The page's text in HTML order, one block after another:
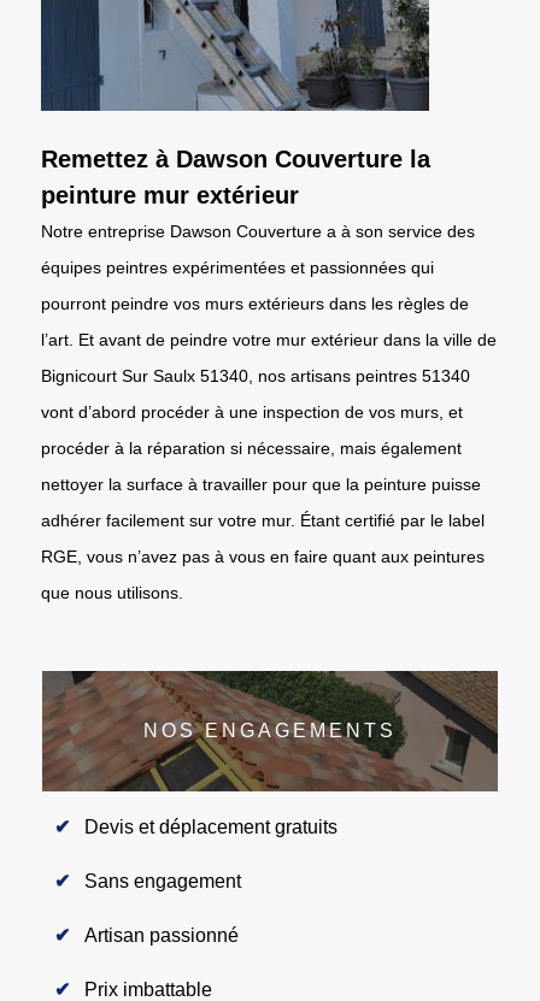
Remettez à Dawson Couverture la
peinture mur extérieur
Notre entreprise Dawson Couverture a à son service des
équipes peintres expérimentées et passionnées qui
pourront peindre vos murs extérieurs dans les règles de
l’art. Et avant de peindre votre mur extérieur dans la ville de
Bignicourt Sur Saulx 51340, nos artisans peintres 51340
vont d’abord procéder à une inspection de vos murs, et
procéder à la réparation si nécessaire, mais également
nettoyer la surface à travailler pour que la peinture puisse
adhérer facilement sur votre mur. Étant certifié par le label
RGE, vous n’avez pas à vous en faire quant aux peintures
que nous utilisons.
NOS ENGAGEMENTS
Devis et déplacement gratuits
Sans engagement
Artisan passionné
Prix imbattable